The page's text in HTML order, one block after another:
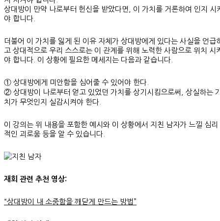
상대방이 만약 나로부터 헌신을 받았다면, 이 가치를 거론하여 인지 시
야 합니다.
더불어 이 가치를 잃게 된 이유 자체가 상대방에게 있다는 사실을 언급
고 상대적으로 우리 스스로는 이 관계를 위해 노력한 사람으로 위치 시
야 합니다. 이 상황에 필요한 메세지는 다음과 같습니다.
① 상대방에게 미안함을 심어줄 수 있어야 한다.
② 상대방이 나로부터 얻고 있었던 가치를 상기시킴으로써, 상실하는
치가 무엇인지 실감시켜야 한다.
이 강의는 위 내용을 포함한 예시와 이 상황에서 지친 남자가 느낄 심리
적인 괴로움 등을 알 수 있습니다.
재회 관련 추천 영상:
“상대방이 내 소중함을 깨닫게 만드는 방법”